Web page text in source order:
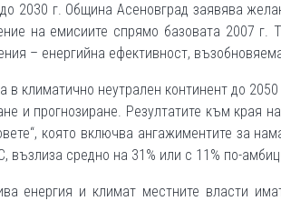
2030 г. Община Асеновград заявява
на емисиите спрямо базовата 2007 г.
– енергийна ефективност,
в климатично неутрален континент до
и прогнозиране. Резултатите към края
която включва ангажиментите за
възлиза средно на 31% или с 11% по-
енергия и климат местните власти